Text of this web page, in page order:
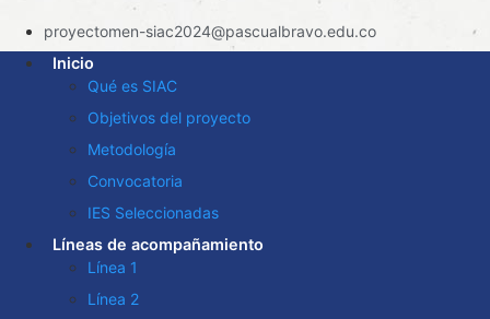
proyectomen-siac2024@pascualbravo.edu.co
Inicio
Qué es SIAC
Objetivos del proyecto
Metodología
Convocatoria
IES Seleccionadas
Líneas de acompañamiento
Línea 1
Línea 2